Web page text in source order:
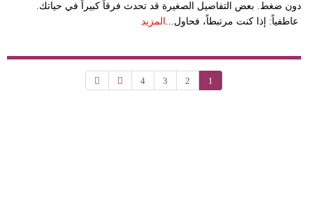
دون ضغط. بعض التفاصيل الصغيرة قد تحدث فرقاً كبيراً في حياتك.
عاطفياً: إذا كنت مرتبطاً، فحاول... المزيد
1
2
3
4